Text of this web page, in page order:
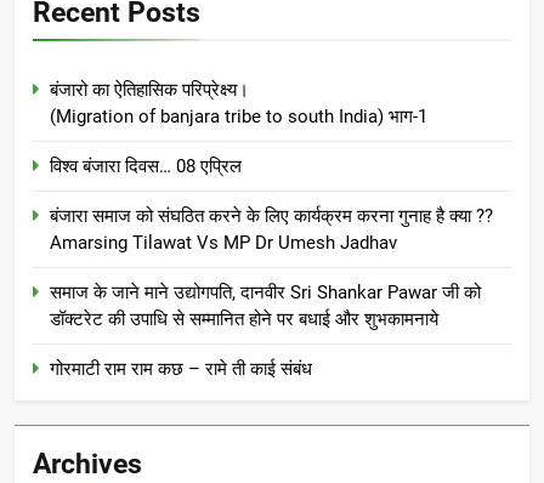
Recent Posts
बंजारो का ऐतिहासिक परिप्रेक्ष्य।
(Migration of banjara tribe to south India) भाग-1
विश्व बंजारा दिवस… 08 एप्रिल
बंजारा समाज को संघठित करने के लिए कार्यक्रम करना गुनाह है क्या ??
Amarsing Tilawat Vs MP Dr Umesh Jadhav
समाज के जाने माने उद्योगपति, दानवीर Sri Shankar Pawar जी को
डॉक्टरेट की उपाधि से सम्मानित होने पर बधाई और शुभकामनाये
गोरमाटी राम राम कछ – रामे ती काई संबंध
Archives